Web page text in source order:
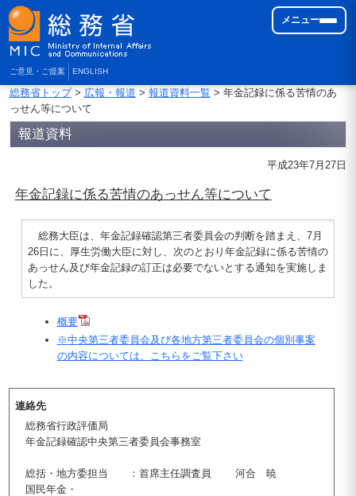
ご意見・ご提案 ENGLISH
メニュー
総務省トップ> 広報・報道 > 報道資料一覧> 年金記録に係る苦情のあ
っせん等について
報道資料
平成23年7月27日
年金記録に係る苦情のあっせん等について
総務大臣は、年金記録確認第三者委員会の判断を踏まえ、7月
26日に、厚生労働大臣に対し、次のとおり年金記録に係る苦情の
あっせん及び年金記録の訂正は必要でないとする通知を実施しま
した。
概要
※中央第三者委員会及び各地方第三者委員会の個別事案
の内容については、こちらをご覧下さい
連絡先
総務省行政評価局
年金記録確認中央第三者委員会事務室
総括・地方委担当 ：首席主任調査員 河合 暁
国民年金・